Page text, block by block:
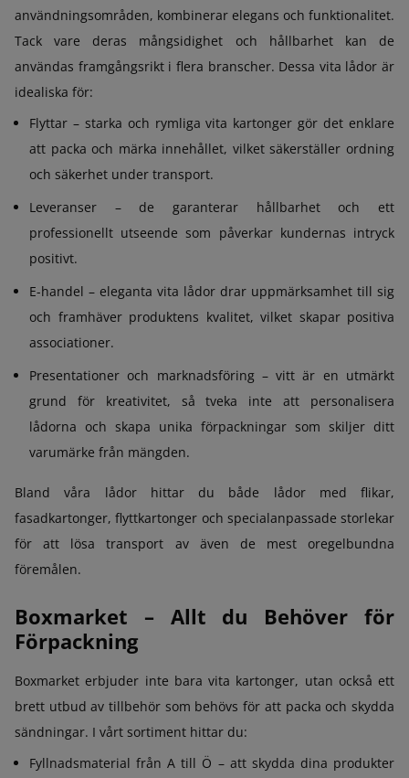
användningsområden, kombinerar elegans och funktionalitet.
Tack vare deras mångsidighet och hållbarhet kan de
användas framgångsrikt i flera branscher. Dessa vita lådor är
idealiska för:
Flyttar – starka och rymliga vita kartonger gör det enklare
att packa och märka innehållet, vilket säkerställer ordning
och säkerhet under transport.
Leveranser – de garanterar hållbarhet och ett
professionellt utseende som påverkar kundernas intryck
positivt.
E-handel – eleganta vita lådor drar uppmärksamhet till sig
och framhäver produktens kvalitet, vilket skapar positiva
associationer.
Presentationer och marknadsföring – vitt är en utmärkt
grund för kreativitet, så tveka inte att personalisera
lådorna och skapa unika förpackningar som skiljer ditt
varumärke från mängden.
Bland våra lådor hittar du både lådor med flikar,
fasadkartonger, flyttkartonger och specialanpassade storlekar
för att lösa transport av även de mest oregelbundna
föremålen.
Boxmarket – Allt du Behöver för
Förpackning
Boxmarket erbjuder inte bara vita kartonger, utan också ett
brett utbud av tillbehör som behövs för att packa och skydda
sändningar. I vårt sortiment hittar du:
Fyllnadsmaterial från A till Ö – att skydda dina produkter